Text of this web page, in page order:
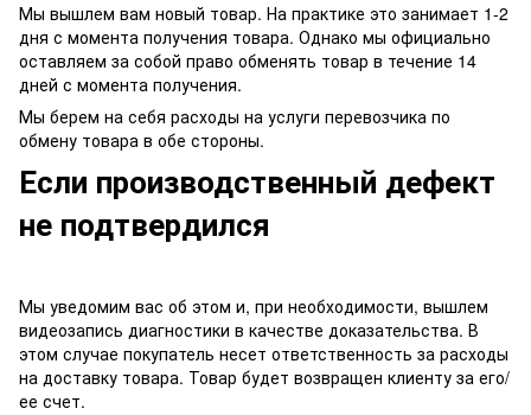
Мы вышлем вам новый товар. На практике это занимает 1-2
дня с момента получения товара. Однако мы официально
оставляем за собой право обменять товар в течение 14
дней с момента получения.
Мы берем на себя расходы на услуги перевозчика по
обмену товара в обе стороны.
Если производственный дефект
не подтвердился
Мы уведомим вас об этом и, при необходимости, вышлем
видеозапись диагностики в качестве доказательства. В
этом случае покупатель несет ответственность за расходы
на доставку товара. Товар будет возвращен клиенту за его/
ее счет.